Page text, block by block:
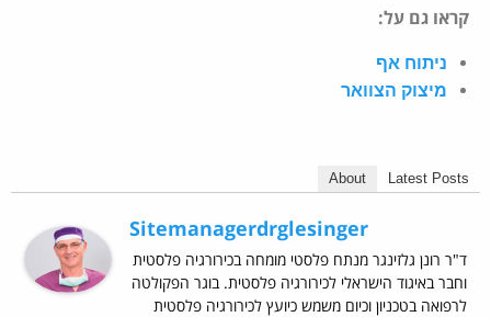
קראו גם על:
ניתוח אף
מיצוק הצוואר
About Latest Posts
Sitemanagerdrglesinger
ד"ר רונן גלזינגר מנתח פלסטי מומחה בכירורגיה פלסטית
וחבר באיגוד הישראלי לכירורגיה פלסטית. בוגר הפקולטה
לרפואה בטכניון וכיום משמש כיועץ לכירורגיה פלסטית